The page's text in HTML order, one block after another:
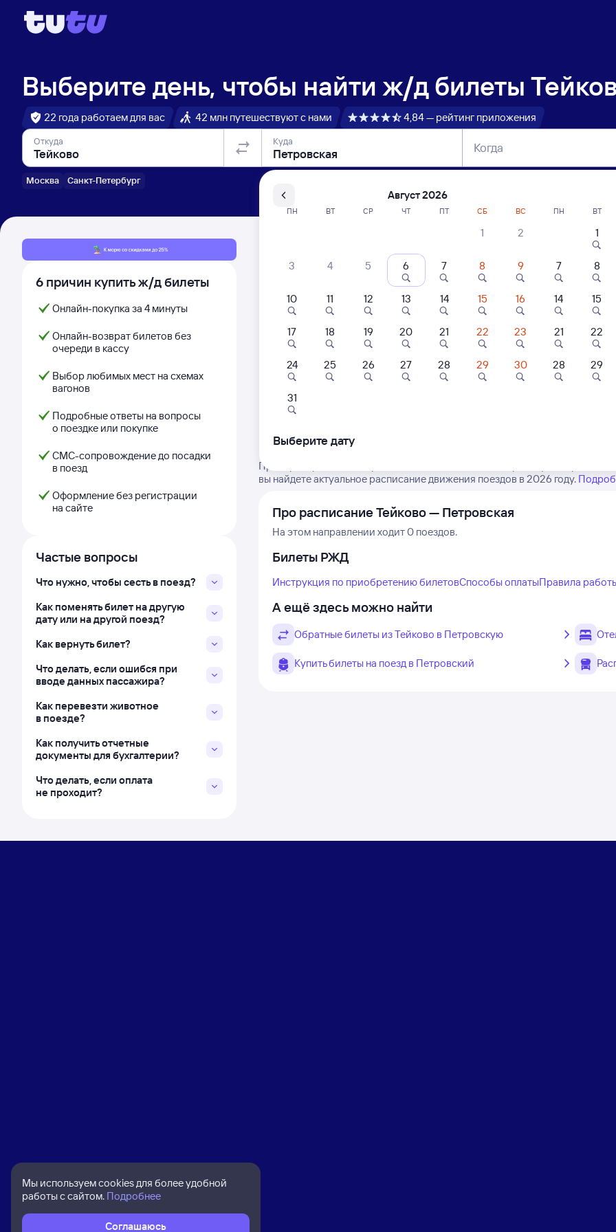
Выберите день, чтобы найти ж/д билеты
22 года работаем для вас 42 млн путешествуют с нами 4,84 — рейтинг приложения
Откуда
Москва Санкт-Петербург
Куда Когда
6 причин купить ж/д билеты
Онлайн-покупка за 4 минуты
Онлайн-возврат билетов без
очереди в кассу
Выбор любимых мест на схемах
вагонов
Подробные ответы на вопросы
о поездке или покупке
СМС-сопровождение до посадки
в поезд
Оформление без регистрации
на сайте
Частые вопросы
Что нужно, чтобы сесть в поезд?
Как поменять билет на другую
дату или на другой поезд?
Как вернуть билет?
Что делать, если ошибся при
вводе данных пассажира?
Как перевезти животное
в поезде?
Как получить отчетные
документы для бухгалтерии?
Что делать, если оплата
не проходит?
Расписание поездов Тейково — Петровская
Нет рейсов по этому
Проверьте расписание рейсов РЖД из Тейково в Петровскую. Обратите
вы найдете актуальное расписание движения поездов в 2026 году.
Про расписание Тейково — Петровская
На этом направлении ходит 0 поездов.
Билеты РЖД
Инструкция по приобретению билетовСпособы оплатыПравила
А ещё здесь можно найти
Обратные билеты из Тейково в Петровскую
Купить билеты на поезд в Петровский
Мы используем cookies для более удобной
работы с сайтом. Подробнее
Соглашаюсь
Август 2026
ПН ВТ СР ЧТ ПТ СБ ВС
1 2
3 4 5 6 7 8 9
10 11 12 13 14 15 16
17 18 19 20 21 22 23
24 25 26 27 28 29 30
31
ПН ВТ
1
7 8
14 15
21 22
28 29
Выберите дату